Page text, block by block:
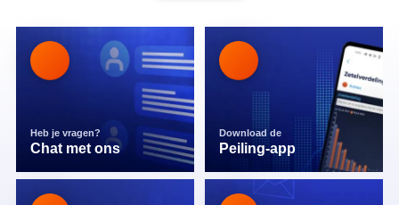
Heb je vragen?
Chat met ons
Download de
Peiling-app